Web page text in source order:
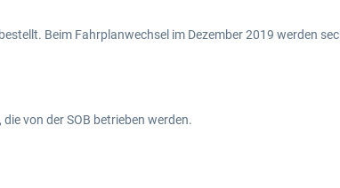
Beim Fahrplanwechsel im Dezember 2019 werden
von der SOB betrieben werden.